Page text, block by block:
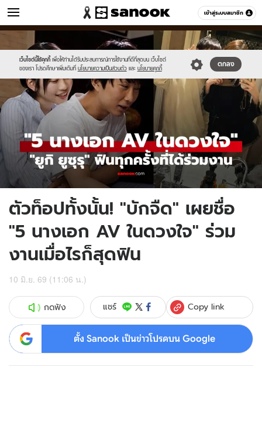
เข้าสู่ระบบสมาชิก
ข่าว หมวดอื่นๆ
เว็บไซต์นี้ใช้คุกกี้ เพื่อให้ท่านได้รับประสบการณ์การใช้งานที่ดีที่สุดบน เว็บไซต์
ของเรา โปรดศึกษาเพิ่มเติมที่ นโยบายความเป็นส่วนตัว และ นโยบายคุกกี้
ตกลง
//s.isanook.com/sr/0/images/logo-
new-
sanook.png
//s.isanook.com/ns/0/ud/1978/9893526/ntp.jpg
ตัวท็อปทั้งนั้น! "บักจืด" เผยชื่อ
"5 นางเอก AV ในดวงใจ" ร่วม
งานเมื่อไรก็สุดฟิน
10 มิ.ย. 69 (11:06 น.)
กดฟัง แชร์ Copy link
ตั้ง Sanook เป็นข่าวโปรดบน Google